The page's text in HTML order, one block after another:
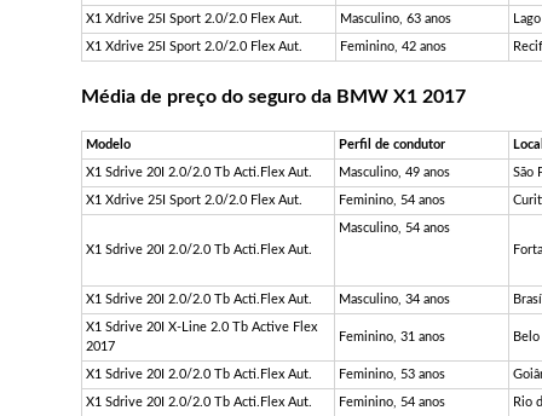
X1 Xdrive 25I Sport 2.0/2.0 Flex Aut. Masculino, 63 anos
X1 Xdrive 25I Sport 2.0/2.0 Flex Aut. Feminino, 42 anos
Média de preço do seguro da BMW X1 2017
Modelo Perfil de condutor
X1 Sdrive 20I 2.0/2.0 Tb Acti.Flex Aut. Masculino, 49 anos São
X1 Xdrive 25I Sport 2.0/2.0 Flex Aut. Feminino, 54 anos
X1 Sdrive 20I 2.0/2.0 Tb Acti.Flex Aut.
Masculino, 54 anos
X1 Sdrive 20I 2.0/2.0 Tb Acti.Flex Aut. Masculino, 34 anos
X1 Sdrive 20I X-Line 2.0 Tb Active Flex
2017
Feminino, 31 anos
X1 Sdrive 20I 2.0/2.0 Tb Acti.Flex Aut. Feminino, 53 anos
X1 Sdrive 20I 2.0/2.0 Tb Acti.Flex Aut. Feminino, 54 anos Rio